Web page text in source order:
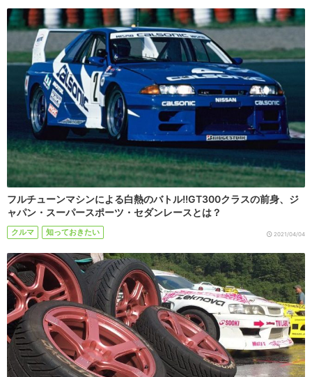
フルチューンマシンによる白熱のバトル!!GT300クラスの前身、ジ
ャパン・スーパースポーツ・セダンレースとは？
クルマ 知っておきたい 2021/04/04